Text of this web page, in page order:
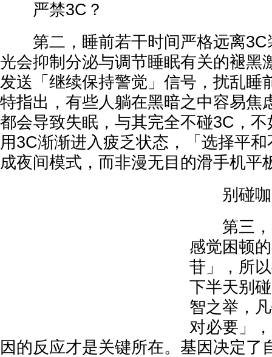
严禁3C？
第二，睡前若干时间严格远离3C
光会抑制分泌与调节睡眠有关的褪黑
发送「继续保持警觉」信号，扰乱睡
特指出，有些人躺在黑暗之中容易焦
都会导致失眠，与其完全不碰3C，
用3C渐渐进入疲乏状态，「选择平
成夜间模式，而非漫无目的滑手机平
别碰咖
第三，
感觉困顿
苷」，所
下半天别
智之举，
对必要」
因的反应才是关键所在。基因决定了